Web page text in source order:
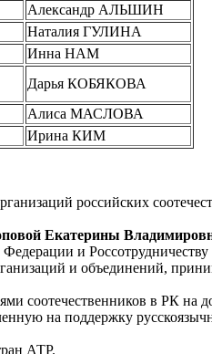
Александр АЛЬШИН
Наталия ГУЛИНА
Инна НАМ
Дарья КОБЯКОВА
Алиса МАСЛОВА
Ирина КИМ
российских
Екатерины
и
и объединений,
соотечественников в РК
на поддержку
АТР.